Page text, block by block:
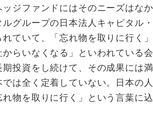
ジファンドにはそのニーズはな
グループの日本法人キャピタル
ていて、「忘れ物を取りに行く
らいなくなる」といわれている
投資をし続けて、その成果には
は全く定着していない。日本の
物を取りに行く」という言葉に